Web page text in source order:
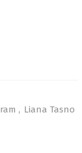
, Liana Tasno